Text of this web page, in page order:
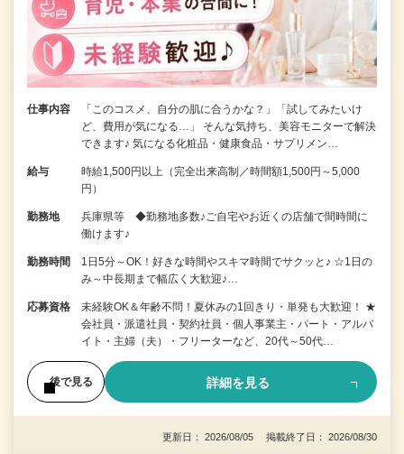
仕事内容
「このコスメ、自分の肌に合うかな？」「試してみたいけ
ど、費用が気になる…」 そんな気持ち、美容モニターで解決
できます♪ 気になる化粧品・健康食品・サプリメン…
給与
時給1,500円以上（完全出来高制／時間額1,500円～5,000
円）
勤務地
兵庫県等 ◆勤務地多数♪ご自宅やお近くの店舗で間時間に
働けます♪
勤務時間
1日5分～OK！好きな時間やスキマ時間でサクッと♪ ☆1日の
み～中長期まで幅広く大歓迎♪…
応募資格
未経験OK＆年齢不問！夏休みの1回きり・単発も大歓迎！ ★
会社員・派遣社員・契約社員・個人事業主・パート・アルバ
イト・主婦（夫）・フリーターなど、20代～50代…
後で見る 詳細を見る
更新日： 2026/08/05 掲載終了日： 2026/08/30